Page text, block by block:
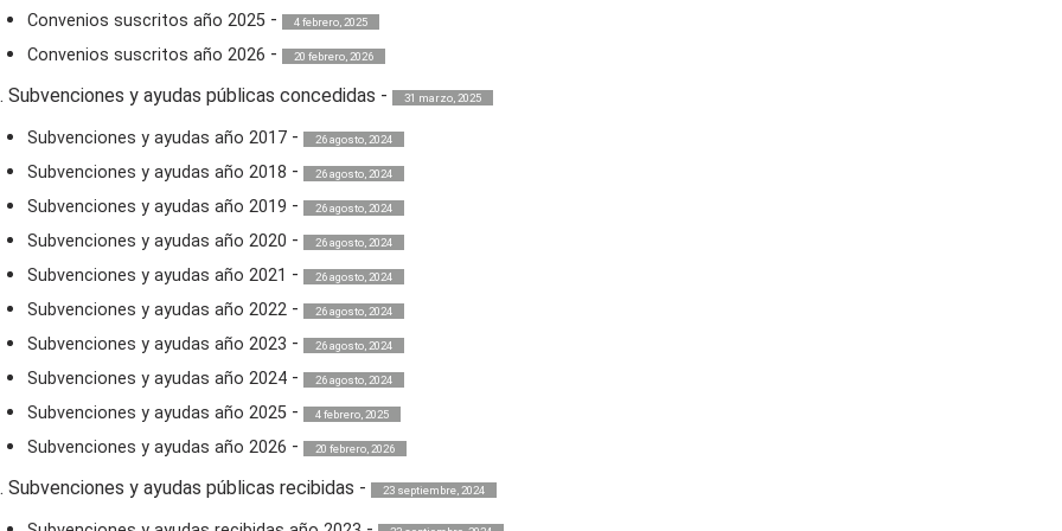
Convenios suscritos año 2025 - 4 febrero, 2025
Convenios suscritos año 2026 - 20 febrero, 2026
Subvenciones y ayudas públicas concedidas - 31 marzo, 2025
Subvenciones y ayudas año 2017 - 26 agosto, 2024
Subvenciones y ayudas año 2018 - 26 agosto, 2024
Subvenciones y ayudas año 2019 - 26 agosto, 2024
Subvenciones y ayudas año 2020 - 26 agosto, 2024
Subvenciones y ayudas año 2021 - 26 agosto, 2024
Subvenciones y ayudas año 2022 - 26 agosto, 2024
Subvenciones y ayudas año 2023 - 26 agosto, 2024
Subvenciones y ayudas año 2024 - 26 agosto, 2024
Subvenciones y ayudas año 2025 - 4 febrero, 2025
Subvenciones y ayudas año 2026 - 20 febrero, 2026
Subvenciones y ayudas públicas recibidas - 23 septiembre, 2024